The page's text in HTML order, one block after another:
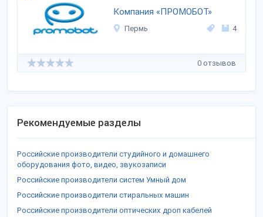
Компания «ПРОМОБОТ»
Пермь 4
0 отзывов
Рекомендуемые разделы
Российские производители студийного и домашнего
оборудования фото, видео, звукозаписи
Российские производители систем Умный дом
Российские производители стиральных машин
Российские производители оптических дроп кабелей